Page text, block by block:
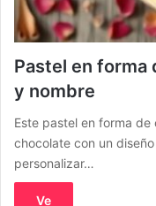
Pastel en forma
y nombre
Este pastel en forma
chocolate con un
personalizar…
Ve